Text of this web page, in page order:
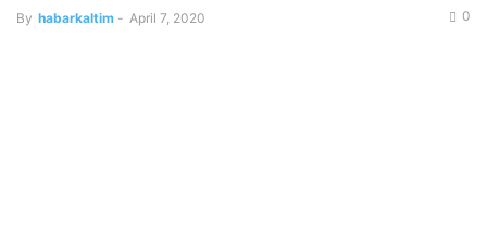
By habarkaltim - April 7, 2020 0